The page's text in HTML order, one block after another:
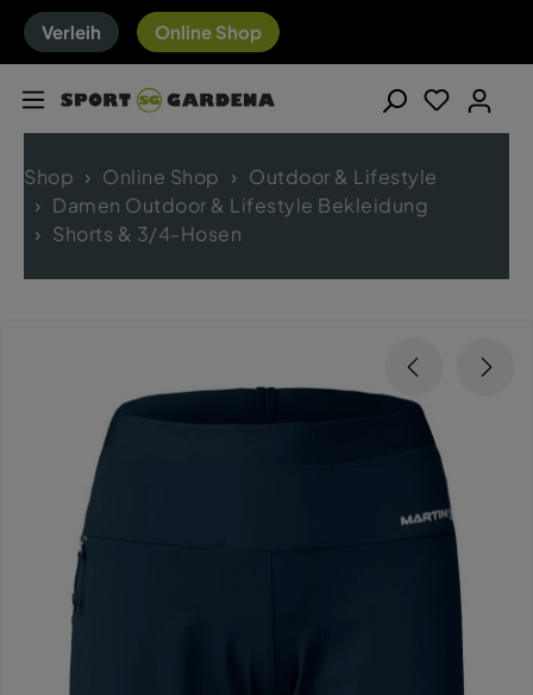
Verleih Online Shop
Shop Online Shop
Outdoor & Lifestyle
Damen Outdoor & Lifestyle Bekleidung
Shorts & 3/4-Hosen